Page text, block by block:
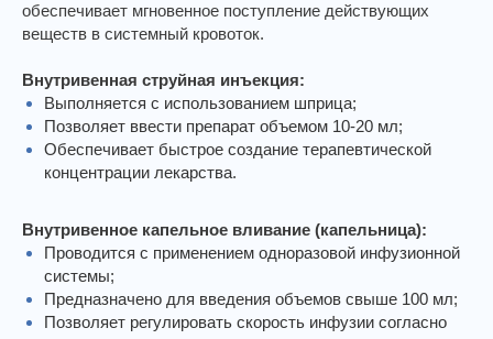
обеспечивает мгновенное поступление действующих
веществ в системный кровоток.
Внутривенная струйная инъекция:
Выполняется с использованием шприца;
Позволяет ввести препарат объемом 10-20 мл;
Обеспечивает быстрое создание терапевтической
концентрации лекарства.
Внутривенное капельное вливание (капельница):
Проводится с применением одноразовой инфузионной
системы;
Предназначено для введения объемов свыше 100 мл;
Позволяет регулировать скорость инфузии согласно